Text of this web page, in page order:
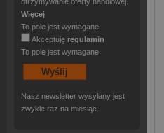
Więcej
To pole jest wymagane
Akceptuję regulamin
To pole jest wymagane
Nasz newsletter wysyłany jest
zwykle raz na miesiąc.